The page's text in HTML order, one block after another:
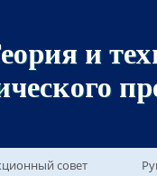
и
совет